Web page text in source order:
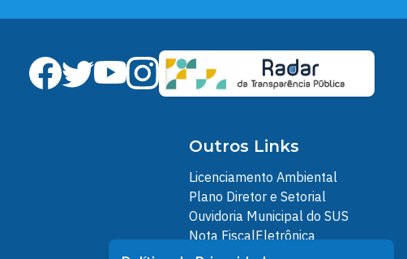
Outros Links
Licenciamento Ambiental
Plano Diretor e Setorial
Ouvidoria Municipal do SUS
Nota FiscalEletrônica
IPTU